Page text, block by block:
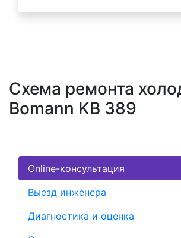
Схема ремонта
Bomann KB 389
Online-консультация
Выезд инженера
Диагностика и оценка